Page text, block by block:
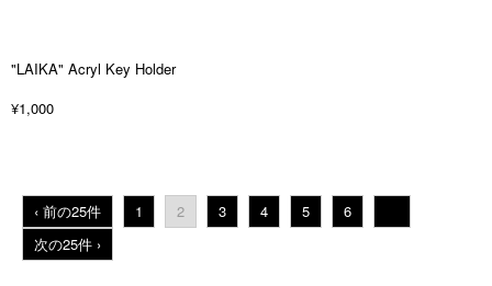
"LAIKA" Acryl Key Holder
¥1,000
‹ 前の25件 1 2 3 4 5 6
次の25件 ›